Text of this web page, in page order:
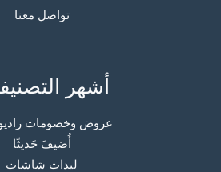
تواصل معنا
أشهر التصنيفات
عروض وخصومات راديو مصر
أُضيفَ حَديثًا
ليدات شاشات